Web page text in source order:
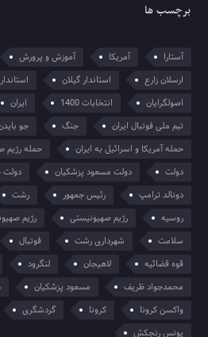
برچسب ها
آستارا آمریکا آموزش و پرورش
ارسلان زارع
استاندار گیلان
اصولگرایان
انتخابات 1400 ایران
تیم ملی فوتبال ایران
جنگ جو
حمله آمریکا و اسرائیل به ایران
حمله رژیم
دولت
دولت مسعود پزشکیان
دولت
دونالد ترامپ
رئیس جمهور رشت
روسیه
رژیم صهیونیستی
رژیم
سلامت
شهرداری رشت فوتبال
قوه قضائیه
لاهیجان لنگرود
محمدجواد ظریف
مسعود پزشکیان
واکسن کرونا
کرونا گردشگری
یونس رنجکش